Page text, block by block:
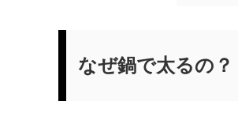
なぜ鍋で太るの？